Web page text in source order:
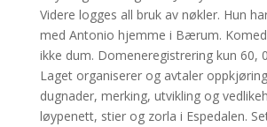
Videre logges all bruk av nøkler. Hun
med Antonio hjemme i Bærum.
ikke dum. Domeneregistrering kun 60,
Laget organiserer og avtaler
dugnader, merking, utvikling og
løypenett, stier og zorla i Espedalen.